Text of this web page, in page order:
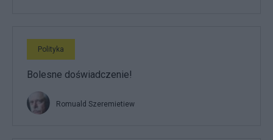
Polityka
Bolesne doświadczenie!
Romuald Szeremietiew